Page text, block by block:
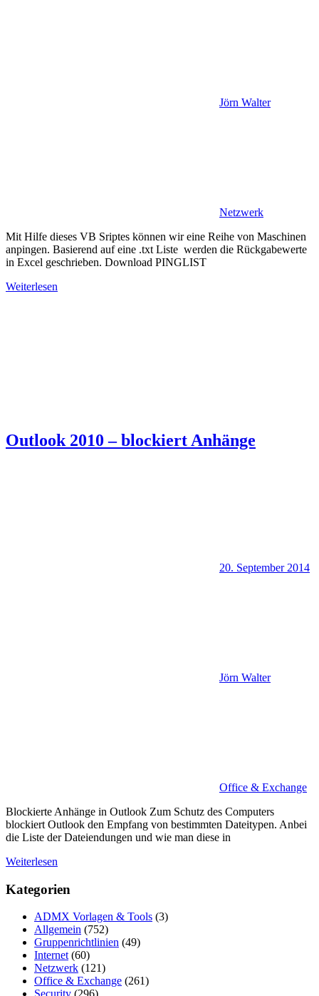
Jörn Walter
Netzwerk
Mit Hilfe dieses VB Sriptes können wir eine Reihe von Maschinen
anpingen. Basierend auf eine .txt Liste werden die Rückgabewerte
in Excel geschrieben. Download PINGLIST
Weiterlesen
Outlook 2010 – blockiert Anhänge
20. September 2014
Jörn Walter
Office & Exchange
Blockierte Anhänge in Outlook Zum Schutz des Computers
blockiert Outlook den Empfang von bestimmten Dateitypen. Anbei
die Liste der Dateiendungen und wie man diese in
Weiterlesen
Kategorien
ADMX Vorlagen & Tools (3)
Allgemein (752)
Gruppenrichtlinien (49)
Internet (60)
Netzwerk (121)
Office & Exchange (261)